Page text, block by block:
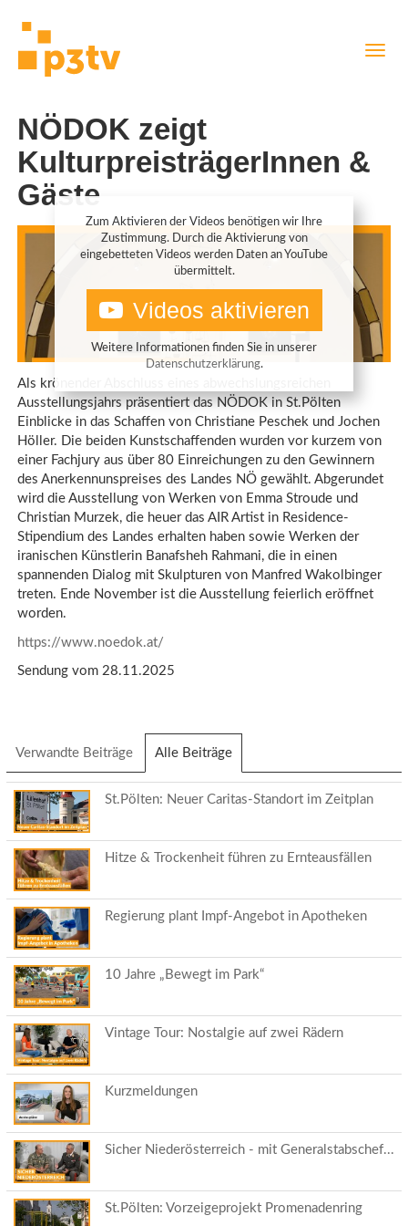
NÖDOK zeigt
KulturpreisträgerInnen &
Gäste
Zum Aktivieren der Videos benötigen wir Ihre
Zustimmung. Durch die Aktivierung von
eingebetteten Videos werden Daten an YouTube
übermittelt.
Videos aktivieren
Weitere Informationen finden Sie in unserer
Datenschutzerklärung.
Als krönender Abschluss eines abwechslungsreichen
Ausstellungsjahrs präsentiert das NÖDOK in St.Pölten
Einblicke in das Schaffen von Christiane Peschek und Jochen
Höller. Die beiden Kunstschaffenden wurden vor kurzem von
einer Fachjury aus über 80 Einreichungen zu den Gewinnern
des Anerkennunspreises des Landes NÖ gewählt. Abgerundet
wird die Ausstellung von Werken von Emma Stroude und
Christian Murzek, die heuer das AIR Artist in Residence-
Stipendium des Landes erhalten haben sowie Werken der
iranischen Künstlerin Banafsheh Rahmani, die in einen
spannenden Dialog mit Skulpturen von Manfred Wakolbinger
treten. Ende November ist die Ausstellung feierlich eröffnet
worden.
https://www.noedok.at/
Sendung vom 28.11.2025
Verwandte Beiträge Alle Beiträge
Reiter)
St.Pölten: Neuer Caritas-Standort im Zeitplan
Hitze & Trockenheit führen zu Ernteausfällen
Regierung plant Impf-Angebot in Apotheken
10 Jahre „Bewegt im Park“
Vintage Tour: Nostalgie auf zwei Rädern
Kurzmeldungen
Sicher Niederösterreich - mit Generalstabschef...
St.Pölten: Vorzeigeprojekt Promenadenring